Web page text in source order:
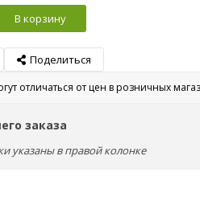
В корзину
Поделиться
отличаться от цен в розничных
заказа
указаны в правой колонке